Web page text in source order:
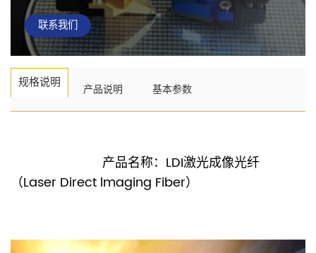
联系我们
规格说明 产品说明 基本参数
产品名称：LDI激光成像光纤
（Laser Direct lmaging Fiber）